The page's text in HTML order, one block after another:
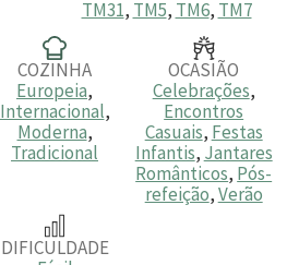
TM31, TM5, TM6, TM7
COZINHA
Europeia,
Internacional,
Moderna,
Tradicional
OCASIÃO
Celebrações,
Encontros
Casuais, Festas
Infantis, Jantares
Românticos, Pós-
refeição,Verão
DIFICULDADE